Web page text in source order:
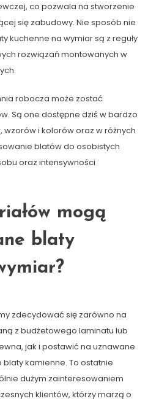
co pozwala na stworzenie
się zabudowy. Nie sposób nie
kuchenne na wymiar są z reguły
rozwiązań montowanych w
robocza może zostać
Są one dostępne dziś w bardzo
i kolorów oraz w różnych
blatów do osobistych
oraz intensywności
mogą
blaty
zdecydować się zarówno na
z budżetowego laminatu lub
jak i postawić na uznawane
kamienne. To ostatnie
dużym zainteresowaniem
klientów, którzy marzą o